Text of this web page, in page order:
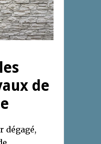
de
dégagé,